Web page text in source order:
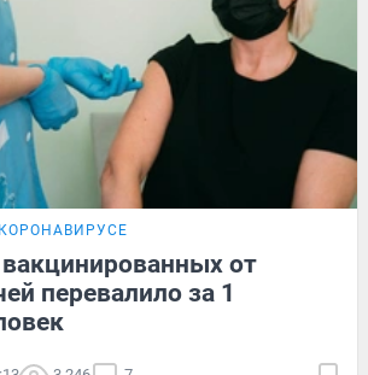
от
перевалило за 1